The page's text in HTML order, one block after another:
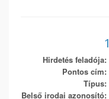
Hirdetés feladója:
Pontos cím:
Típus:
Belső irodai azonosító: